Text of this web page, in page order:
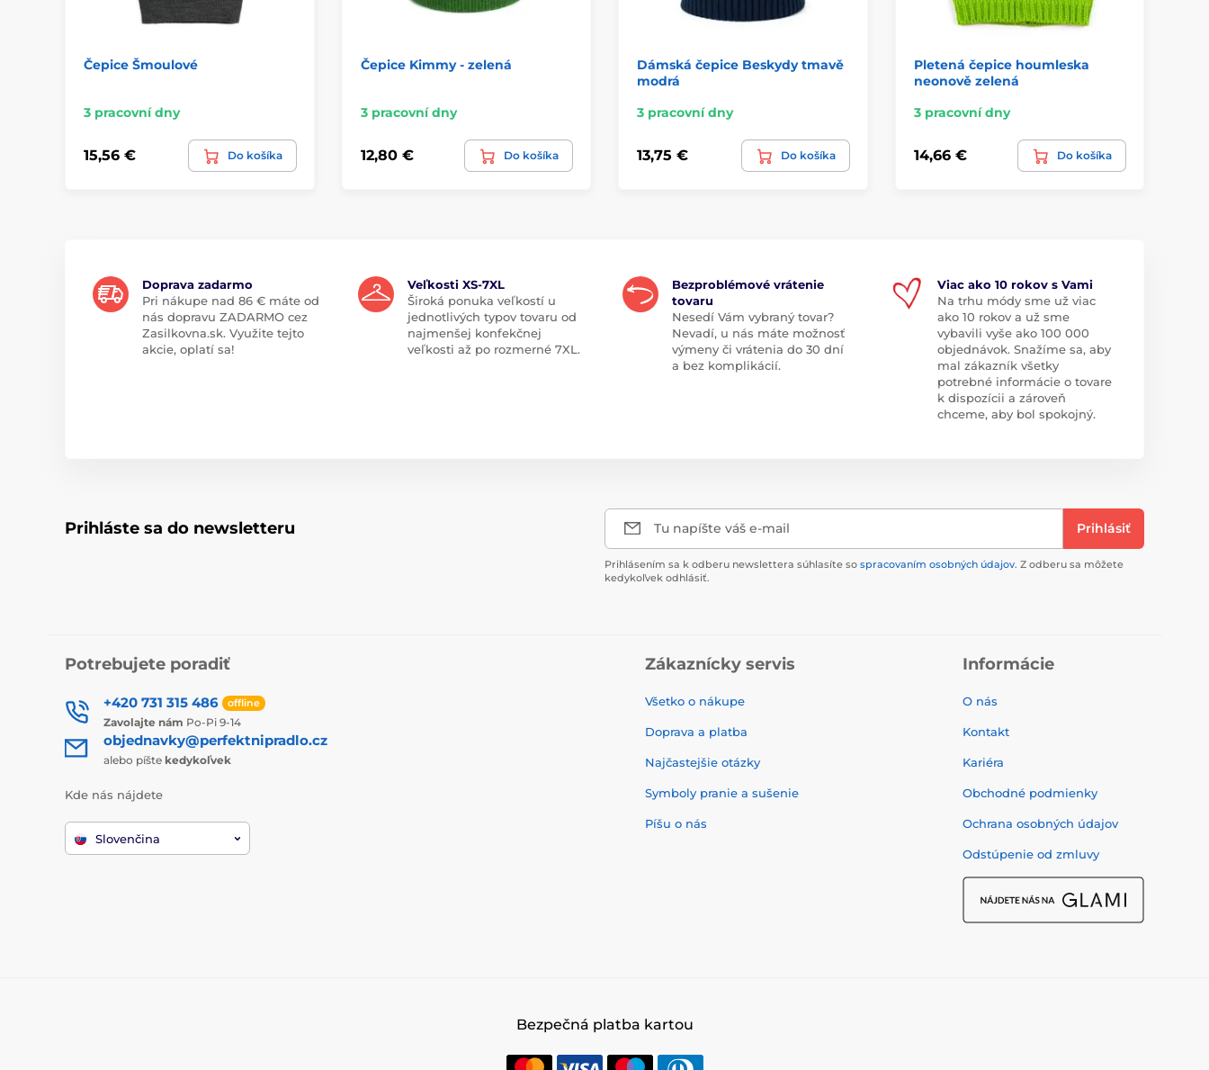
Čepice Šmoulové
3 pracovní dny
15,56 € Do košíka
Čepice Kimmy - zelená
3 pracovní dny
12,80 € Do košíka
Dámská čepice Beskydy tmavě
modrá
3 pracovní dny
13,75 € Do košíka
Pletená čepice houmleska
neonově zelená
3 pracovní dny
14,66 € Do košíka
Doprava zadarmo
Pri nákupe nad 86 € máte od
nás dopravu ZADARMO cez
Zasilkovna.sk. Využite tejto
akcie, oplatí sa!
Veľkosti XS-7XL
Široká ponuka veľkostí u
jednotlivých typov tovaru od
najmenšej konfekčnej
veľkosti až po rozmerné 7XL.
Bezproblémové vrátenie
tovaru
Nesedí Vám vybraný tovar?
Nevadí, u nás máte možnosť
výmeny či vrátenia do 30 dní
a bez komplikácií.
Viac ako 10 rokov s Vami
Na trhu módy sme už viac
ako 10 rokov a už sme
vybavili vyše ako 100 000
objednávok. Snažíme sa, aby
mal zákazník všetky
potrebné informácie o tovare
k dispozícii a zároveň
chceme, aby bol spokojný.
Prihláste sa do newsletteru Tu napíšte váš e-mail Prihlásiť
Prihlásením sa k odberu newslettera súhlasíte so spracovaním osobných údajov. Z odberu sa môžete
kedykoľvek odhlásiť.
Potrebujete poradiť
+420 731 315 486 offline
Zavolajte nám Po-Pi 9-14
objednavky@perfektnipradlo.cz
alebo píšte kedykoľvek
Kde nás nájdete
Slovenčina
Zákaznícky servis
Všetko o nákupe
Doprava a platba
Najčastejšie otázky
Symboly pranie a sušenie
Píšu o nás
Informácie
O nás
Kontakt
Kariéra
Obchodné podmienky
Ochrana osobných údajov
Odstúpenie od zmluvy
Bezpečná platba kartou